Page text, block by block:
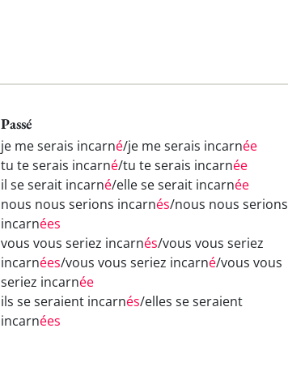
Passé
je me serais incarné/je me serais incarnée
tu te serais incarné/tu te serais incarnée
il se serait incarné/elle se serait incarnée
nous nous serions incarnés/nous nous serions
incarnées
vous vous seriez incarnés/vous vous seriez
incarnées/vous vous seriez incarné/vous vous
seriez incarnée
ils se seraient incarnés/elles se seraient
incarnées